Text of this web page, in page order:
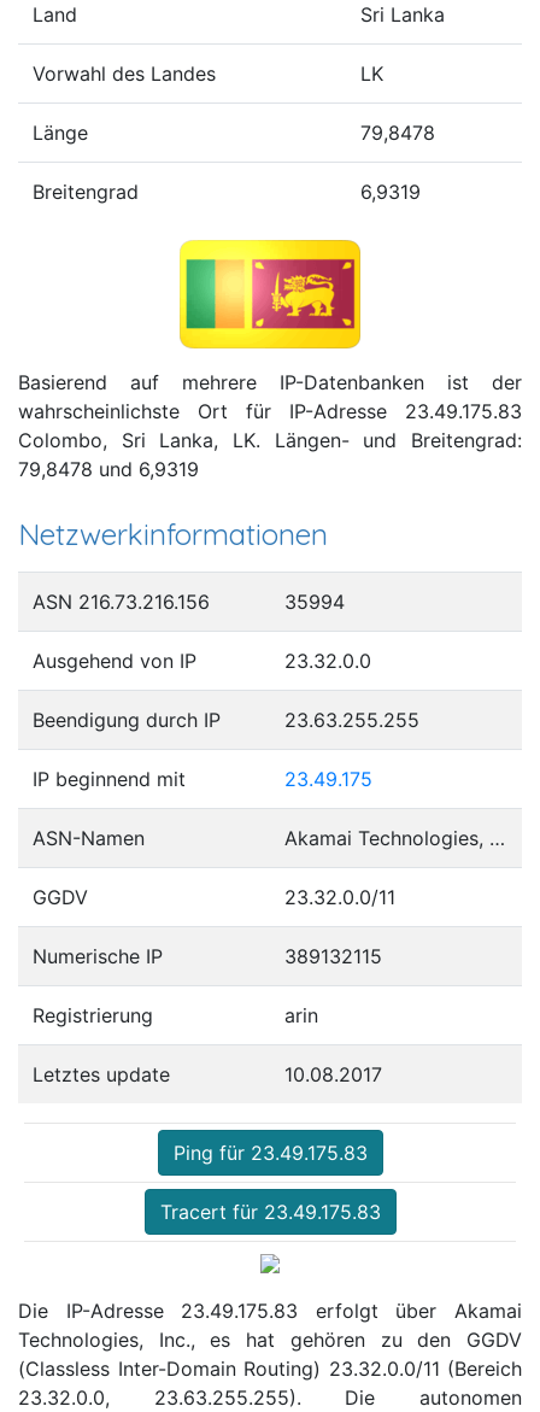
Land Sri Lanka
Vorwahl des Landes LK
Länge 79,8478
Breitengrad 6,9319
Basierend auf mehrere IP-Datenbanken ist der
wahrscheinlichste Ort für IP-Adresse 23.49.175.83
Colombo, Sri Lanka, LK. Längen- und Breitengrad:
79,8478 und 6,9319
Netzwerkinformationen
ASN 216.73.216.156 35994
Ausgehend von IP 23.32.0.0
Beendigung durch IP 23.63.255.255
IP beginnend mit 23.49.175
ASN-Namen Akamai Technologies, Inc.
GGDV 23.32.0.0/11
Numerische IP 389132115
Registrierung arin
Letztes update 10.08.2017
Ping für 23.49.175.83
Tracert für 23.49.175.83
Die IP-Adresse 23.49.175.83 erfolgt über Akamai
Technologies, Inc., es hat gehören zu den GGDV
(Classless Inter-Domain Routing) 23.32.0.0/11 (Bereich
23.32.0.0, 23.63.255.255). Die autonomen